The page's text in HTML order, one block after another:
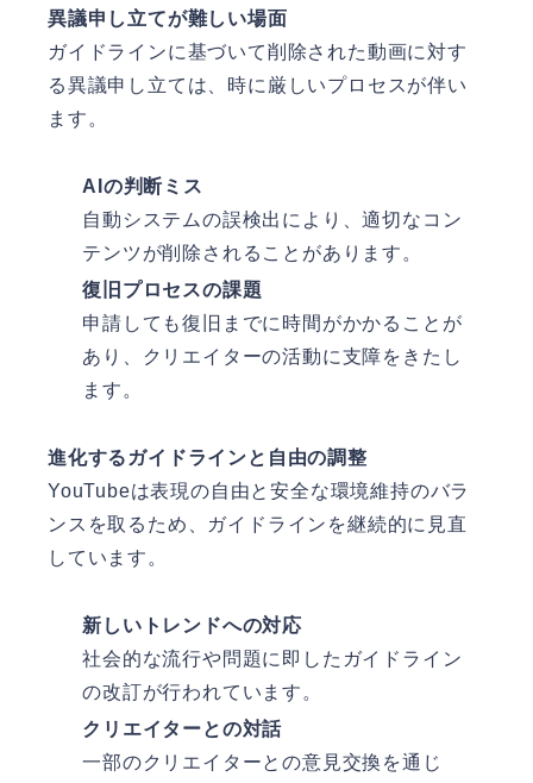
異議申し立てが難しい場面
ガイドラインに基づいて削除された動画に対す
る異議申し立ては、時に厳しいプロセスが伴い
ます。
AIの判断ミス
自動システムの誤検出により、適切なコン
テンツが削除されることがあります。
復旧プロセスの課題
申請しても復旧までに時間がかかることが
あり、クリエイターの活動に支障をきたし
ます。
進化するガイドラインと自由の調整
YouTubeは表現の自由と安全な環境維持のバラ
ンスを取るため、ガイドラインを継続的に見直
しています。
新しいトレンドへの対応
社会的な流行や問題に即したガイドライン
の改訂が行われています。
クリエイターとの対話
一部のクリエイターとの意見交換を通じ